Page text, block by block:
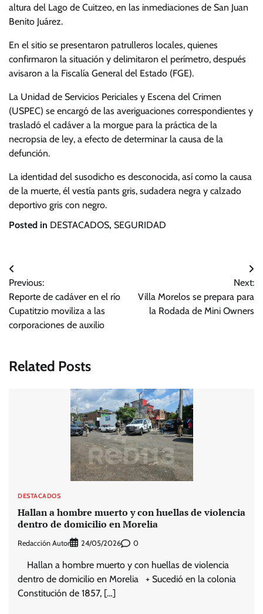
altura del Lago de Cuitzeo, en las inmediaciones de San Juan
Benito Juárez.
En el sitio se presentaron patrulleros locales, quienes
confirmaron la situación y delimitaron el perímetro, después
avisaron a la Fiscalía General del Estado (FGE).
La Unidad de Servicios Periciales y Escena del Crimen
(USPEC) se encargó de las averiguaciones correspondientes y
trasladó el cadáver a la morgue para la práctica de la
necropsia de ley, a efecto de determinar la causa de la
defunción.
La identidad del susodicho es desconocida, así como la causa
de la muerte, él vestía pants gris, sudadera negra y calzado
deportivo gris con negro.
Posted in DESTACADOS, SEGURIDAD
Navegación
de
entradas
Previous:
Reporte de cadáver en el río
Cupatitzio moviliza a las
corporaciones de auxilio
Next:
Villa Morelos se prepara para
la Rodada de Mini Owners
Related Posts
DESTACADOS
Hallan a hombre muerto y con huellas de violencia
dentro de domicilio en Morelia
Redacción Autor 24/05/2026 0
Hallan a hombre muerto y con huellas de violencia
dentro de domicilio en Morelia + Sucedió en la colonia
Constitución de 1857, […]